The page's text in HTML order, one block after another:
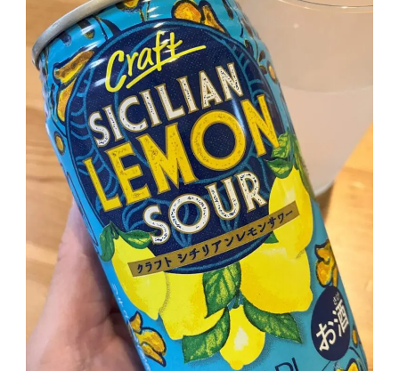
トリスハイボール
ジムビームハイボール
GREEN1/2（グリーンハーフ）
鏡月焼酎ハイ
アサヒ
贅沢搾り
樽ハイ倶楽部
ザ・レモンクラフト
ザ・カクテルクラフト
Slat(すらっと）
月庵
クリアクーラー
FRUITZER (フルーツァー）